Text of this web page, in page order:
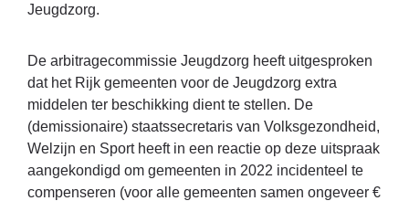
Jeugdzorg.
De arbitragecommissie Jeugdzorg heeft uitgesproken
dat het Rijk gemeenten voor de Jeugdzorg extra
middelen ter beschikking dient te stellen. De
(demissionaire) staatssecretaris van Volksgezondheid,
Welzijn en Sport heeft in een reactie op deze uitspraak
aangekondigd om gemeenten in 2022 incidenteel te
compenseren (voor alle gemeenten samen ongeveer €